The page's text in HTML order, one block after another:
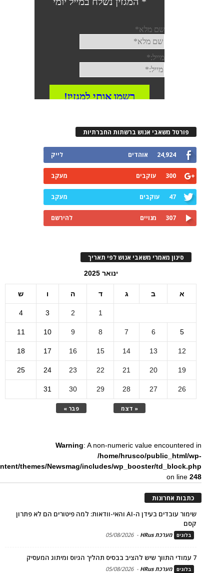
פורטל משאבי אנוש ברשתות החברתיות
24,924 אוהדים לייק
300 עוקבים מעקב
47 עוקבים מעקב
307 מנויים להירשם
סינון מאמרי משאבי אנוש לפי תאריך
ינואר 2025
א ב ג ד ה ו ש
« דצמ פבר »
1
2
3
4
5
6
7
8
9
10
11
12
13
14
15
16
17
18
19
20
21
22
23
24
25
26
27
28
29
30
31
Warning: A non-numeric value encountered in
/home/hrusco/public_html/wp-
themes/Newsmag/includes/wp_booster/td_block.php
on line248
כתבות אחרונות
שימור עובדים בעידן ה-AI והאי-וודאות: למה פיטורים הם לא פתרון
קסם
בלוגים מערכת HRus -
05/08/2026
7 עמודי התווך שיש להציב בבסיס תהליך הגיוס ומיתוג המעסיק
בלוגים מערכת HRus -
05/08/2026